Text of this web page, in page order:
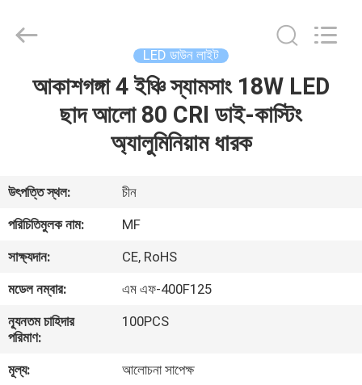
ভিডিও
সম্পর্কে
কারখানা
Lighting
Co.,Ltd..
LED ডাউন লাইট
আকাশগঙ্গা 4 ইঞ্চি স্যামসাং 18W LED
ছাদ আলো 80 CRI ডাই-কাস্টিং
অ্যালুমিনিয়াম ধারক
উৎপত্তি স্থল:
চীন
পরিচিতিমুলক নাম:
MF
সাক্ষ্যদান:
CE, RoHS
মডেল নম্বার:
এম এফ-400F125
ন্যূনতম চাহিদার
পরিমাণ:
100PCS
মূল্য:
আলোচনা সাপেক্ষ